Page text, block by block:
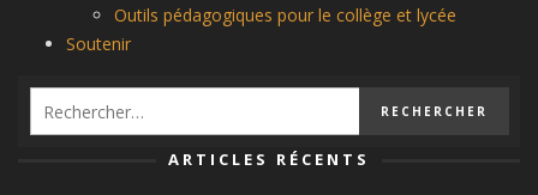
Outils pédagogiques pour le collège et lycée
Soutenir
ARTICLES RÉCENTS